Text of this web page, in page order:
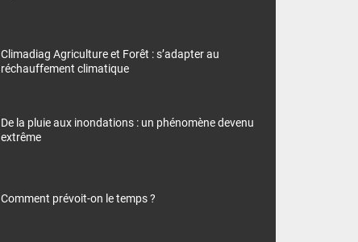
Climadiag Agriculture et Forêt : s’adapter au
réchauffement climatique
De la pluie aux inondations : un phénomène devenu
extrême
Comment prévoit-on le temps ?